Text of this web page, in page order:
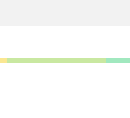
المحتوى